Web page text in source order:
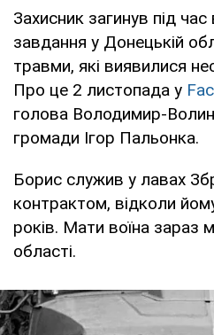
Захисник загинув під
завдання у Донецькій
травми, які виявилися
Про це 2 листопада у
голова Володимир-
громади Ігор Пальонка.
Борис служив у лавах
контрактом, відколи
років. Мати воїна зараз
області.